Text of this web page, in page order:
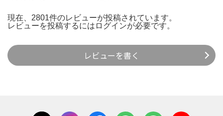
現在、2801件のレビューが投稿されています。
レビューを投稿するには ログインが必要です。
レビューを書く